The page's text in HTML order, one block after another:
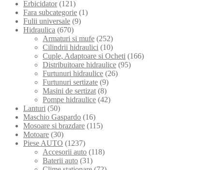
Erbicidator (121)
Fara subcategorie (1)
Fulii universale (9)
Hidraulica (670)
Armaturi si mufe (252)
Cilindrii hidraulici (10)
Cuple, Adaptoare si Ocheti (166)
Distribuitoare hidraulice (95)
Furtunuri hidraulice (26)
Furtunuri sertizate (9)
Masini de sertizat (8)
Pompe hidraulice (42)
Lanturi (50)
Maschio Gaspardo (16)
Mosoare si brazdare (115)
Motoare (30)
Piese AUTO (1237)
Accesorii auto (118)
Baterii auto (31)